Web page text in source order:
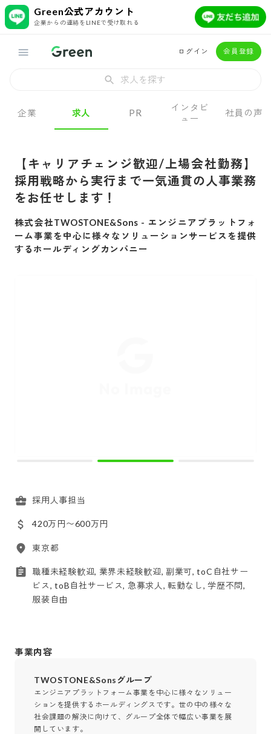
Green公式アカウント
企業からの連絡をLINEで受け取れる
ログイン 会員登録
求人を探す
企業 求人 PR
インタビ
ュー
社員の声
【キャリアチェンジ歓迎/上場会社勤務】
採用戦略から実行まで一気通貫の人事業務
をお任せします！
株式会社TWOSTONE&Sons - エンジニアプラットフォ
ーム事業を中心に様々なソリューションサービスを提供
するホールディングカンパニー
採用人事担当
420万円〜600万円
東京都
職種未経験歓迎, 業界未経験歓迎, 副業可, toC自社サー
ビス, toB自社サービス, 急募求人, 転勤なし, 学歴不問,
服装自由
事業内容
TWOSTONE&Sonsグループ
エンジニアプラットフォーム事業を中心に様々なソリュー
ションを提供するホールディングスです。世の中の様々な
社会課題の解決に向けて、グループ全体で幅広い事業を展
開しています。